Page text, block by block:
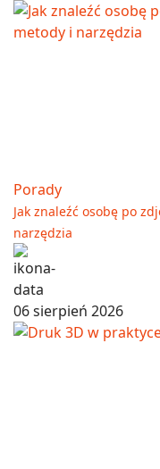
Porady
Jak znaleźć osobę po
narzędzia
06 sierpień 2026